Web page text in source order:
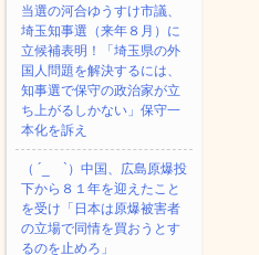
当選の河合ゆうすけ市議、
埼玉知事選（来年８月）に
立候補表明！「埼玉県の外
国人問題を解決するには、
知事選で保守の政治家が立
ち上がるしかない」保守一
本化を訴え
（ ´_ゝ`）中国、広島原爆投
下から８１年を迎えたこと
を受け「日本は原爆被害者
の立場で同情を買おうとす
るのを止めろ」